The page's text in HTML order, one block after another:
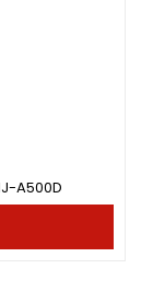
A500D